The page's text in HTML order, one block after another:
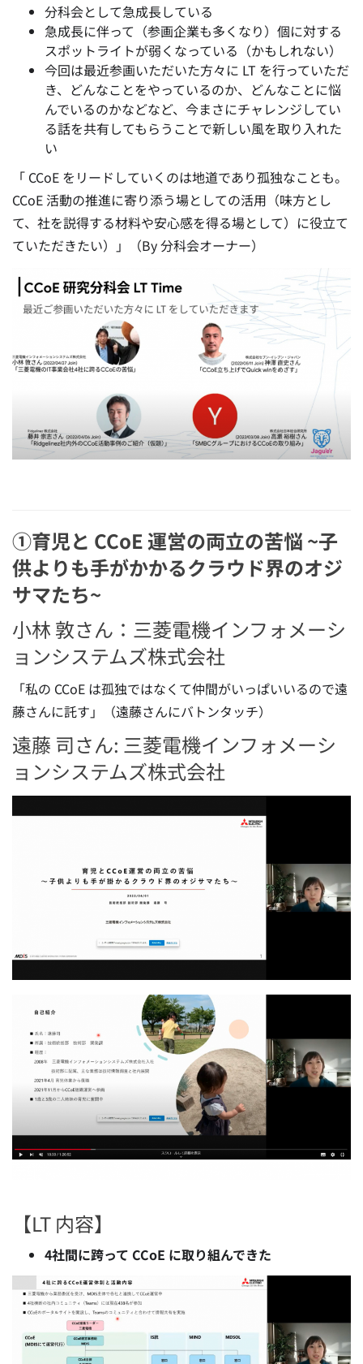
分科会として急成長している
急成長に伴って（参画企業も多くなり）個に対する
スポットライトが弱くなっている（かもしれない）
今回は最近参画いただいた方々に LT を行っていただ
き、どんなことをやっているのか、どんなことに悩
んでいるのかなどなど、今まさにチャレンジしてい
る話を共有してもらうことで新しい風を取り入れた
い
「 CCoE をリードしていくのは地道であり孤独なことも。
CCoE 活動の推進に寄り添う場としての活用（味方とし
て、社を説得する材料や安心感を得る場として）に役立て
ていただきたい）」（By 分科会オーナー）
①育児と CCoE 運営の両立の苦悩 ~子
供よりも手がかかるクラウド界のオジ
サマたち~
小林 敦さん：三菱電機インフォメーシ
ョンシステムズ株式会社
「私の CCoE は孤独ではなくて仲間がいっぱいいるので遠
藤さんに託す」（遠藤さんにバトンタッチ）
遠藤 司さん: 三菱電機インフォメーシ
ョンシステムズ株式会社
【LT 内容】
4社間に跨って CCoE に取り組んできた